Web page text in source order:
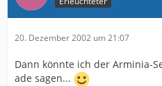
20. Dezember 2002 um 21:07
Dann könnte ich der Arminia-
ade sagen...